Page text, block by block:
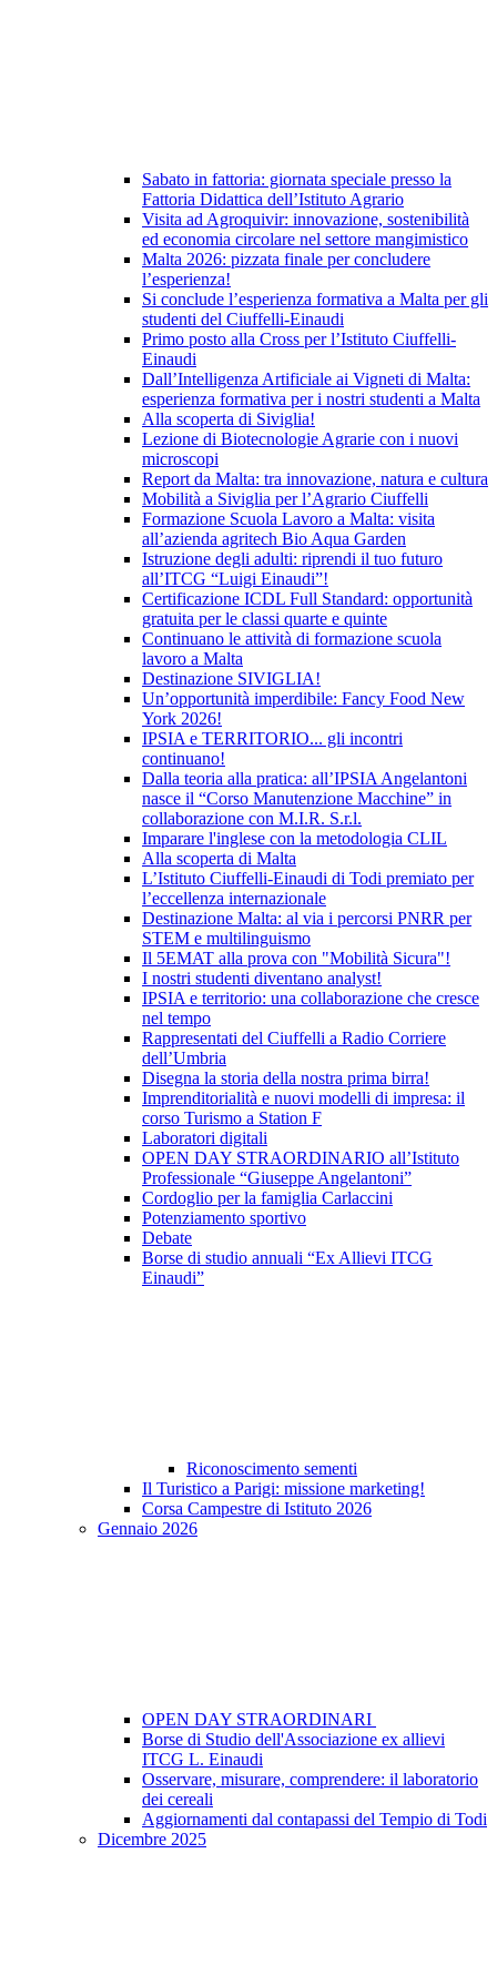
Sabato in fattoria: giornata speciale presso la
Fattoria Didattica dell’Istituto Agrario
Visita ad Agroquivir: innovazione, sostenibilità
ed economia circolare nel settore mangimistico
Malta 2026: pizzata finale per concludere
l’esperienza!
Si conclude l’esperienza formativa a Malta per gli
studenti del Ciuffelli-Einaudi
Primo posto alla Cross per l’Istituto Ciuffelli-
Einaudi
Dall’Intelligenza Artificiale ai Vigneti di Malta:
esperienza formativa per i nostri studenti a Malta
Alla scoperta di Siviglia!
Lezione di Biotecnologie Agrarie con i nuovi
microscopi
Report da Malta: tra innovazione, natura e cultura
Mobilità a Siviglia per l’Agrario Ciuffelli
Formazione Scuola Lavoro a Malta: visita
all’azienda agritech Bio Aqua Garden
Istruzione degli adulti: riprendi il tuo futuro
all’ITCG “Luigi Einaudi”!
Certificazione ICDL Full Standard: opportunità
gratuita per le classi quarte e quinte
Continuano le attività di formazione scuola
lavoro a Malta
Destinazione SIVIGLIA!
Un’opportunità imperdibile: Fancy Food New
York 2026!
IPSIA e TERRITORIO... gli incontri
continuano!
Dalla teoria alla pratica: all’IPSIA Angelantoni
nasce il “Corso Manutenzione Macchine” in
collaborazione con M.I.R. S.r.l.
Imparare l'inglese con la metodologia CLIL
Alla scoperta di Malta
L’Istituto Ciuffelli-Einaudi di Todi premiato per
l’eccellenza internazionale
Destinazione Malta: al via i percorsi PNRR per
STEM e multilinguismo
Il 5EMAT alla prova con "Mobilità Sicura"!
I nostri studenti diventano analyst!
IPSIA e territorio: una collaborazione che cresce
nel tempo
Rappresentati del Ciuffelli a Radio Corriere
dell’Umbria
Disegna la storia della nostra prima birra!
Imprenditorialità e nuovi modelli di impresa: il
corso Turismo a Station F
Laboratori digitali
OPEN DAY STRAORDINARIO all’Istituto
Professionale “Giuseppe Angelantoni”
Cordoglio per la famiglia Carlaccini
Potenziamento sportivo
Debate
Borse di studio annuali “Ex Allievi ITCG
Einaudi”
Riconoscimento sementi
Il Turistico a Parigi: missione marketing!
Corsa Campestre di Istituto 2026
Gennaio 2026
OPEN DAY STRAORDINARI
Borse di Studio dell'Associazione ex allievi
ITCG L. Einaudi
Osservare, misurare, comprendere: il laboratorio
dei cereali
Aggiornamenti dal contapassi del Tempio di Todi
Dicembre 2025